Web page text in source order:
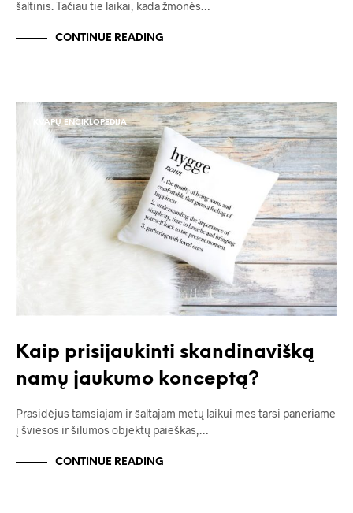
šaltinis. Tačiau tie laikai, kada žmonės…
CONTINUE READING
KVAPŲ ENCIKLOPEDIJA
Kaip prisijaukinti skandinavišką
namų jaukumo konceptą?
Prasidėjus tamsiajam ir šaltajam metų laikui mes tarsi paneriame
į šviesos ir šilumos objektų paieškas,…
CONTINUE READING